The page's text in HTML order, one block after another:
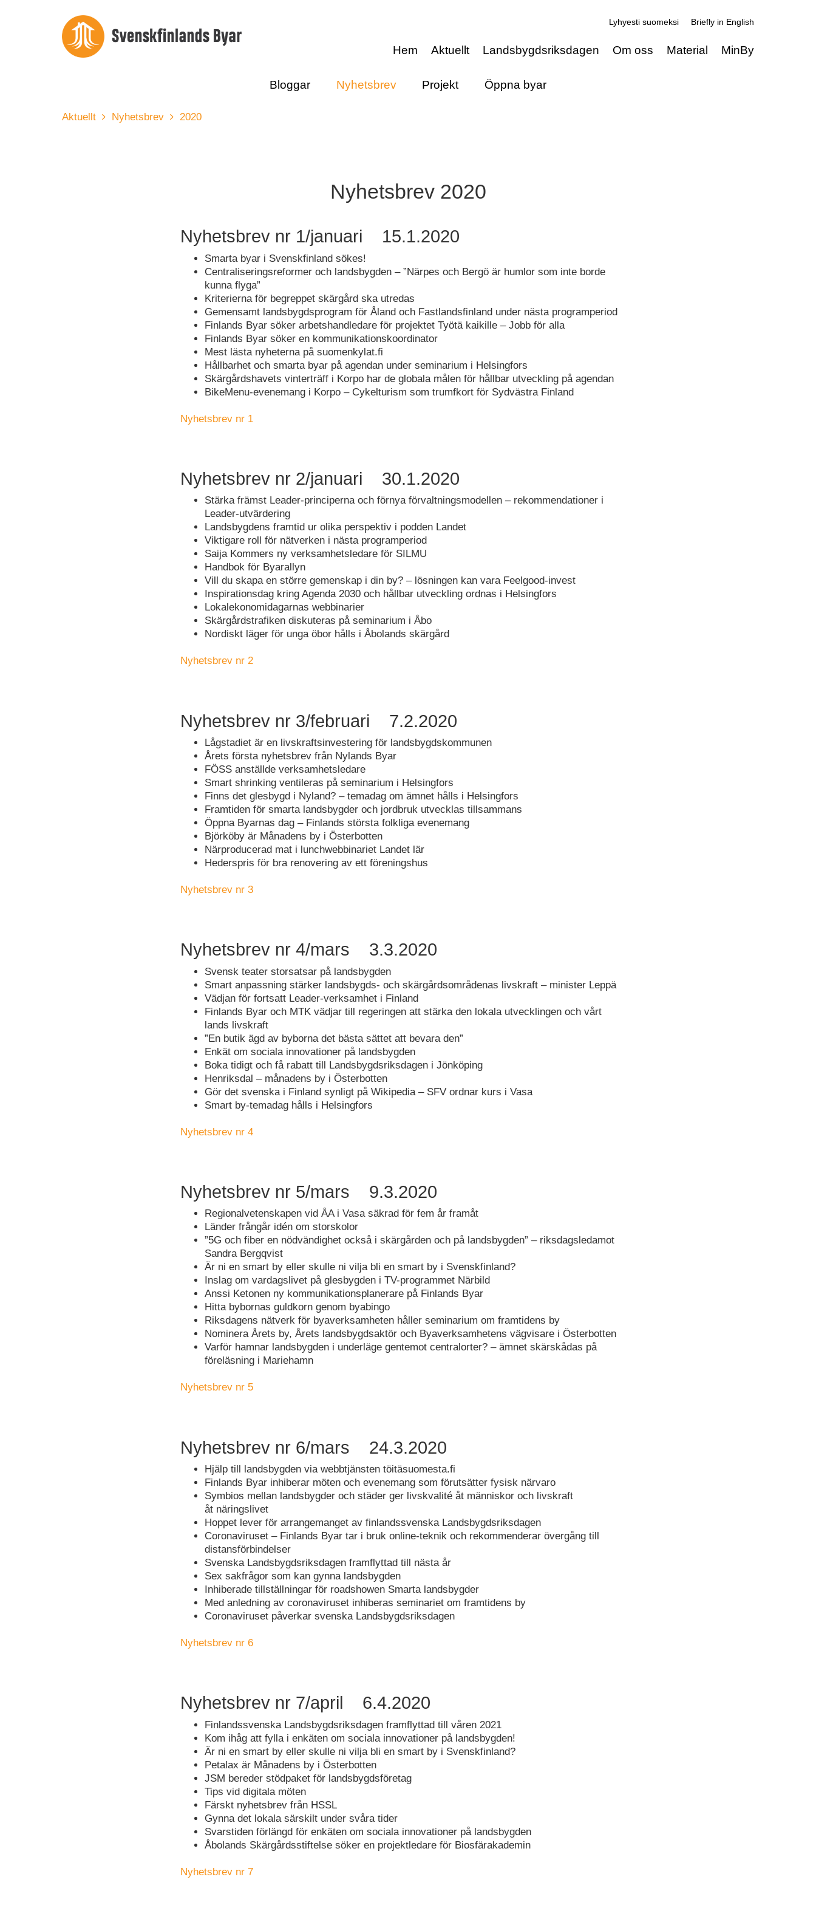
Lyhyesti suomeksi Briefly in English
Hem Aktuellt Landsbygdsriksdagen Om oss Material MinBy
Bloggar Nyhetsbrev Projekt Öppna byar
Aktuellt Nyhetsbrev 2020
Nyhetsbrev 2020
Nyhetsbrev nr 1/januari 15.1.2020
Smarta byar i Svenskfinland sökes!
Centraliseringsreformer och landsbygden – ”Närpes och Bergö är humlor som inte borde
kunna flyga”
Kriterierna för begreppet skärgård ska utredas
Gemensamt landsbygdsprogram för Åland och Fastlandsfinland under nästa programperiod
Finlands Byar söker arbetshandledare för projektet Työtä kaikille – Jobb för alla
Finlands Byar söker en kommunikationskoordinator
Mest lästa nyheterna på suomenkylat.fi
Hållbarhet och smarta byar på agendan under seminarium i Helsingfors
Skärgårdshavets vinterträff i Korpo har de globala målen för hållbar utveckling på agendan
BikeMenu-evenemang i Korpo – Cykelturism som trumfkort för Sydvästra Finland
Nyhetsbrev nr 1
Nyhetsbrev nr 2/januari 30.1.2020
Stärka främst Leader-principerna och förnya förvaltningsmodellen – rekommendationer i
Leader-utvärdering
Landsbygdens framtid ur olika perspektiv i podden Landet
Viktigare roll för nätverken i nästa programperiod
Saija Kommers ny verksamhetsledare för SILMU
Handbok för Byarallyn
Vill du skapa en större gemenskap i din by? – lösningen kan vara Feelgood-invest
Inspirationsdag kring Agenda 2030 och hållbar utveckling ordnas i Helsingfors
Lokalekonomidagarnas webbinarier
Skärgårdstrafiken diskuteras på seminarium i Åbo
Nordiskt läger för unga öbor hålls i Åbolands skärgård
Nyhetsbrev nr 2
Nyhetsbrev nr 3/februari 7.2.2020
Lågstadiet är en livskraftsinvestering för landsbygdskommunen
Årets första nyhetsbrev från Nylands Byar
FÖSS anställde verksamhetsledare
Smart shrinking ventileras på seminarium i Helsingfors
Finns det glesbygd i Nyland? – temadag om ämnet hålls i Helsingfors
Framtiden för smarta landsbygder och jordbruk utvecklas tillsammans
Öppna Byarnas dag – Finlands största folkliga evenemang
Björköby är Månadens by i Österbotten
Närproducerad mat i lunchwebbinariet Landet lär
Hederspris för bra renovering av ett föreningshus
Nyhetsbrev nr 3
Nyhetsbrev nr 4/mars 3.3.2020
Svensk teater storsatsar på landsbygden
Smart anpassning stärker landsbygds- och skärgårdsområdenas livskraft – minister Leppä
Vädjan för fortsatt Leader-verksamhet i Finland
Finlands Byar och MTK vädjar till regeringen att stärka den lokala utvecklingen och vårt
lands livskraft
”En butik ägd av byborna det bästa sättet att bevara den”
Enkät om sociala innovationer på landsbygden
Boka tidigt och få rabatt till Landsbygdsriksdagen i Jönköping
Henriksdal – månadens by i Österbotten
Gör det svenska i Finland synligt på Wikipedia – SFV ordnar kurs i Vasa
Smart by-temadag hålls i Helsingfors
Nyhetsbrev nr 4
Nyhetsbrev nr 5/mars 9.3.2020
Regionalvetenskapen vid ÅA i Vasa säkrad för fem år framåt
Länder frångår idén om storskolor
”5G och fiber en nödvändighet också i skärgården och på landsbygden” – riksdagsledamot
Sandra Bergqvist
Är ni en smart by eller skulle ni vilja bli en smart by i Svenskfinland?
Inslag om vardagslivet på glesbygden i TV-programmet Närbild
Anssi Ketonen ny kommunikationsplanerare på Finlands Byar
Hitta bybornas guldkorn genom byabingo
Riksdagens nätverk för byaverksamheten håller seminarium om framtidens by
Nominera Årets by, Årets landsbygdsaktör och Byaverksamhetens vägvisare i Österbotten
Varför hamnar landsbygden i underläge gentemot centralorter? – ämnet skärskådas på
föreläsning i Mariehamn
Nyhetsbrev nr 5
Nyhetsbrev nr 6/mars 24.3.2020
Hjälp till landsbygden via webbtjänsten töitäsuomesta.fi
Finlands Byar inhiberar möten och evenemang som förutsätter fysisk närvaro
Symbios mellan landsbygder och städer ger livskvalité åt människor och livskraft
åt näringslivet
Hoppet lever för arrangemanget av finlandssvenska Landsbygdsriksdagen
Coronaviruset – Finlands Byar tar i bruk online-teknik och rekommenderar övergång till
distansförbindelser
Svenska Landsbygdsriksdagen framflyttad till nästa år
Sex sakfrågor som kan gynna landsbygden
Inhiberade tillställningar för roadshowen Smarta landsbygder
Med anledning av coronaviruset inhiberas seminariet om framtidens by
Coronaviruset påverkar svenska Landsbygdsriksdagen
Nyhetsbrev nr 6
Nyhetsbrev nr 7/april 6.4.2020
Finlandssvenska Landsbygdsriksdagen framflyttad till våren 2021
Kom ihåg att fylla i enkäten om sociala innovationer på landsbygden!
Är ni en smart by eller skulle ni vilja bli en smart by i Svenskfinland?
Petalax är Månadens by i Österbotten
JSM bereder stödpaket för landsbygdsföretag
Tips vid digitala möten
Färskt nyhetsbrev från HSSL
Gynna det lokala särskilt under svåra tider
Svarstiden förlängd för enkäten om sociala innovationer på landsbygden
Åbolands Skärgårdsstiftelse söker en projektledare för Biosfärakademin
Nyhetsbrev nr 7